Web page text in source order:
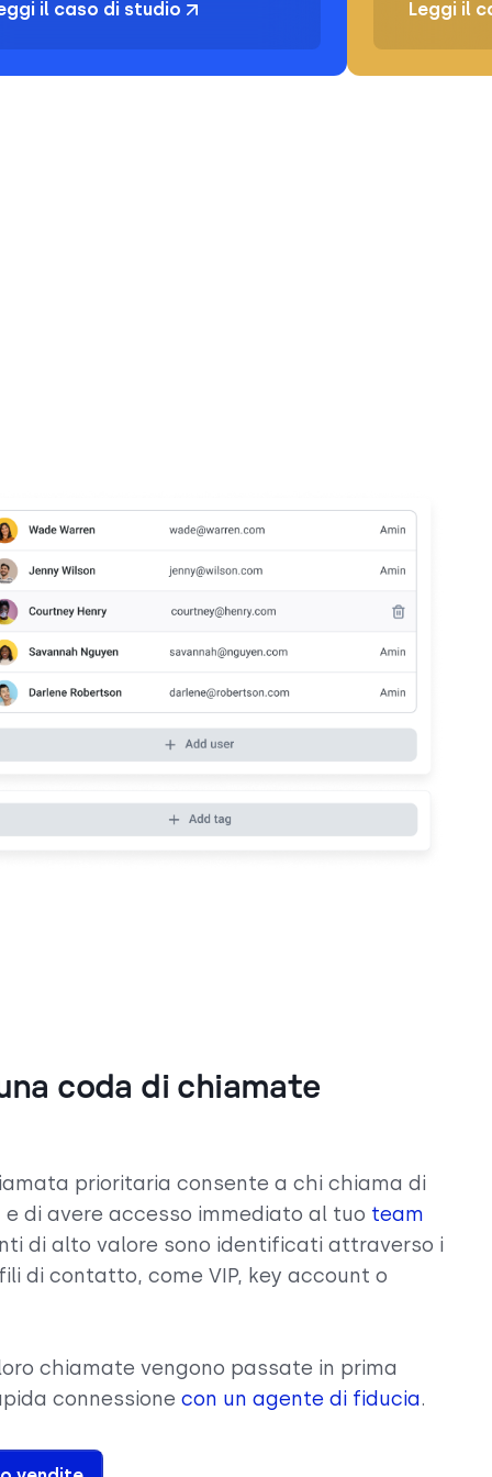
il caso di studio Leggi il
coda di chiamate
prioritaria consente a chi chiama di
di avere accesso immediato al tuo team
di alto valore sono identificati attraverso i
di contatto, come VIP, key account o
chiamate vengono passate in prima
connessione con un agente di fiducia.